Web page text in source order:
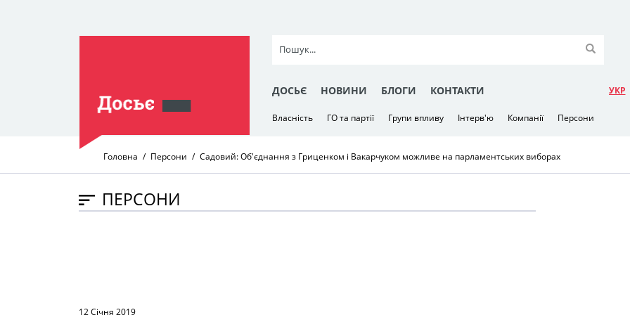
ДОСЬЄ НОВИНИ БЛОГИ КОНТАКТИ УКР
Власність ГО та партії Групи впливу Інтерв'ю Компанії Персони
Головна Персони Садовий: Об'єднання з Гриценком і Вакарчуком можливе на парламентських виборах
ПЕРСОНИ
12 Січня 2019